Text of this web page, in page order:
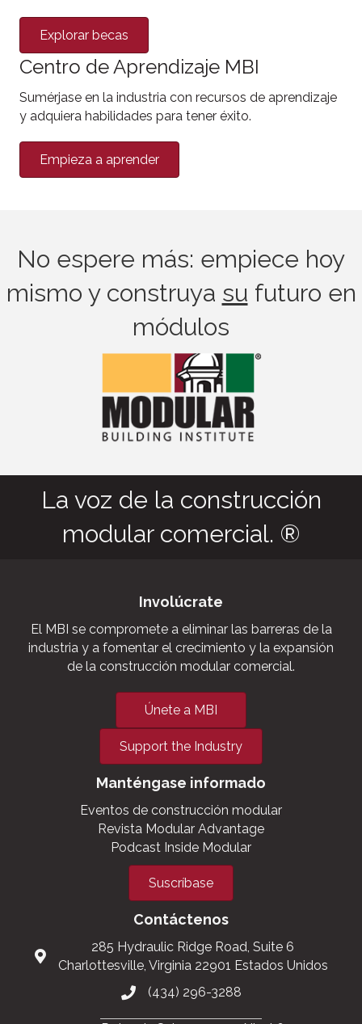
Explorar becas
Centro de Aprendizaje MBI
Sumérjase en la industria con recursos de aprendizaje
y adquiera habilidades para tener éxito.
Empieza a aprender
No espere más: empiece hoy
mismo y construya su futuro en
módulos
La voz de la construcción
modular comercial. ®
Involúcrate
El MBI se compromete a eliminar las barreras de la
industria y a fomentar el crecimiento y la expansión
de la construcción modular comercial.
Únete a MBI
Support the Industry
Manténgase informado
Eventos de construcción modular
Revista Modular Advantage
Podcast Inside Modular
Suscríbase
Contáctenos
285 Hydraulic Ridge Road, Suite 6
Charlottesville, Virginia 22901 Estados Unidos
(434) 296-3288